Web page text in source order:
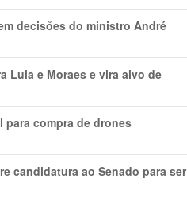
decisões do ministro André
Lula e Moraes e vira alvo de
para compra de drones
candidatura ao Senado para ser